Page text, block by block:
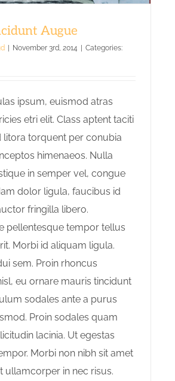
Augue
| November 3rd, 2014 | Categories:
ipsum, euismod atras
etri elit. Class aptent taciti
litora torquent per conubia
himenaeos. Nulla
in semper vel, congue
dolor ligula, faucibus id
fringilla libero.
pellentesque tempor tellus
Morbi id aliquam ligula.
sem. Proin rhoncus
eu ornare mauris tincidunt
sodales ante a purus
Proin sodales quam
lacinia. Ut egestas
Morbi non nibh sit amet
ullamcorper in nec risus.